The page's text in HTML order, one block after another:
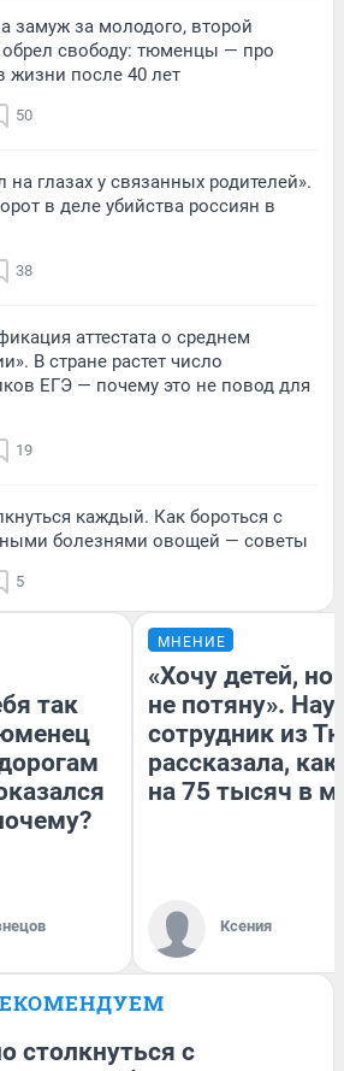
замуж за молодого, второй
обрел свободу: тюменцы — про
жизни после 40 лет
50
на глазах у связанных родителей».
в деле убийства россиян в
38
аттестата о среднем
В стране растет число
ЕГЭ — почему это не повод для
19
каждый. Как бороться с
болезнями овощей — советы
5
так
МНЕНИЕ
«Хочу детей,
не потяну».
сотрудник из
рассказала,
на 75 тысяч в
Ксения
столкнуться с